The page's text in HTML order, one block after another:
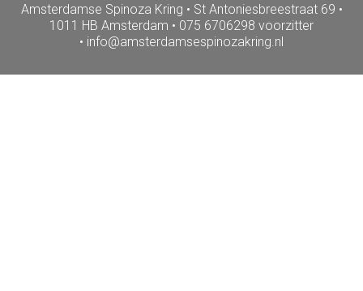
Amsterdamse Spinoza Kring • St Antoniesbreestraat 69 •
1011 HB Amsterdam • 075 6706298 voorzitter
• info@amsterdamsespinozakring.nl